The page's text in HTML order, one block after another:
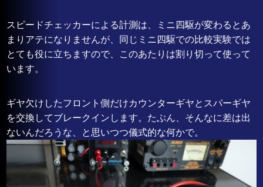
スピードチェッカーによる計測は、ミニ四駆が変わるとあ
まりアテになりませんが、同じミニ四駆での比較実験では
とても役に立ちますので、このあたりは割り切って使って
います。
ギヤ欠けしたフロント側だけカウンターギヤとスパーギヤ
を交換してブレークインします。たぶん、そんなに差は出
ないんだろうな、と思いつつ儀式的な何かで。